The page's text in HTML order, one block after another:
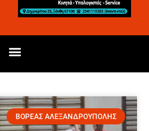
ΒΟΡΕΑΣ ΑΛΕΞΑΝΔΡΟΥΠΟΛΗΣ